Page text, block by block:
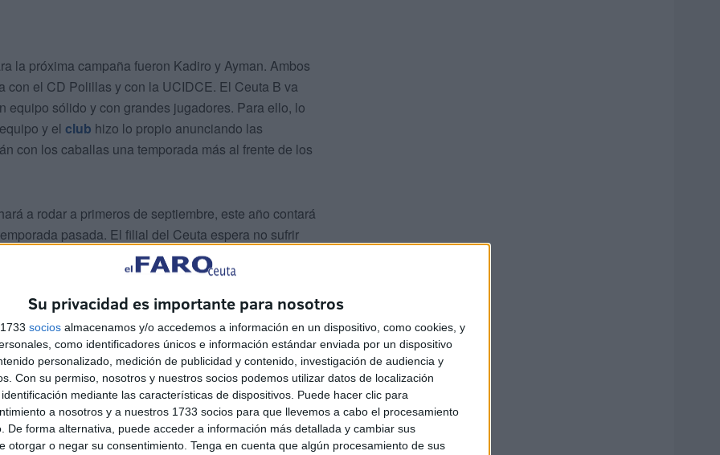
Su privacidad es importante para nosotros
socios almacenamos y/o accedemos a información en un dispositivo, como cookies, y
como identificadores únicos e información estándar enviada por un dispositivo
personalizado, medición de publicidad y contenido, investigación de audiencia y
Con su permiso, nosotros y nuestros socios podemos utilizar datos de localización
mediante las características de dispositivos. Puede hacer clic para
a nosotros y a nuestros 1733 socios para que llevemos a cabo el procesamiento
De forma alternativa, puede acceder a información más detallada y cambiar sus
otorgar o negar su consentimiento. Tenga en cuenta que algún procesamiento de sus
la próxima campaña fueron Kadiro y Ayman. Ambos
con el CD Polillas y con la UCIDCE. El Ceuta B va
equipo sólido y con grandes jugadores. Para ello, lo
y el club hizo lo propio anunciando las
con los caballas una temporada más al frente de los
a rodar a primeros de septiembre, este año contará
pasada. El filial del Ceuta espera no sufrir
la salvación a falta de tres jornadas para el final.
el club dirigido porLuhay Hamidopara sellar la
ya señalaba el pasado mes de abril que su
que finalmente ha podido concretarse.